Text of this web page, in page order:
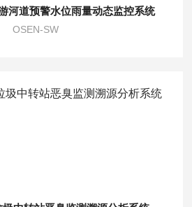
河道预警水位雨量动态监控系统
OSEN-SW